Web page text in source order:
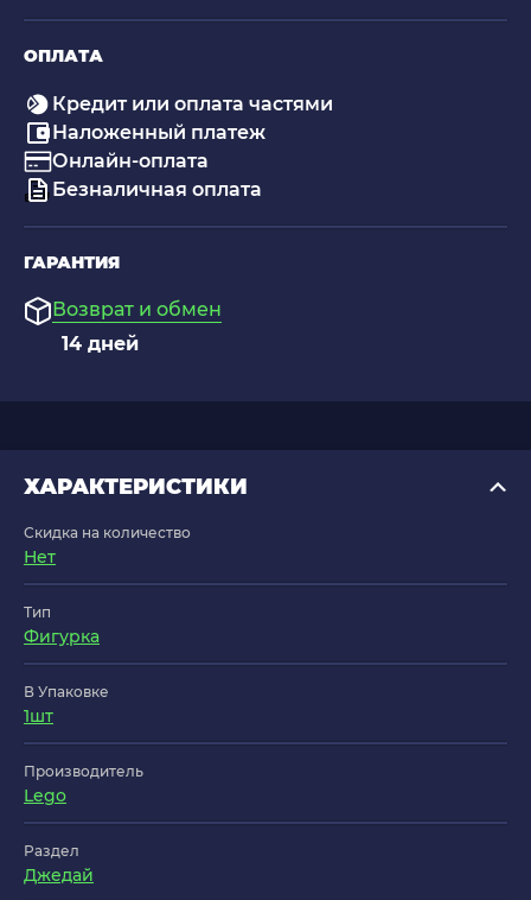
ОПЛАТА
Кредит или оплата частями
Наложенный платеж
Онлайн-оплата
Безналичная оплата
ГАРАНТИЯ
Возврат и обмен
14 дней
ХАРАКТЕРИСТИКИ
Скидка на количество
Нет
Тип
Фигурка
В Упаковке
1шт
Производитель
Lego
Раздел
Джедай